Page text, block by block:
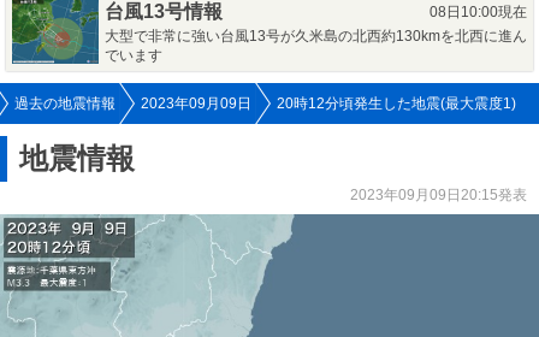
台風13号情報
08日10:00現在
大型で非常に強い台風13号が久米島の北西約130kmを北西に進ん
でいます
過去の地震情報 2023年09月09日 20時12分頃発生した地震(最大震度1)
地震情報
2023年09月09日20:15発表